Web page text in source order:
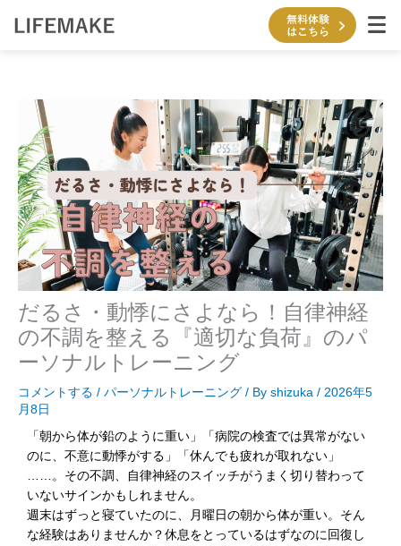
だるさ・動悸にさよなら！自律神経
の不調を整える『適切な負荷』のパ
ーソナルトレーニング
コメントする / パーソナルトレーニング / By shizuka / 2026年5
月8日
「朝から体が鉛のように重い」「病院の検査では異常がない
のに、不意に動悸がする」「休んでも疲れが取れない」
……。その不調、自律神経のスイッチがうまく切り替わって
いないサインかもしれません。
週末はずっと寝ていたのに、月曜日の朝から体が重い。そん
な経験はありませんか？休息をとっているはずなのに回復し